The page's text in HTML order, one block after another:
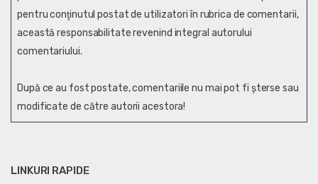
LINKURI RAPIDE
pentru conţinutul postat de utilizatori în rubrica de comentarii,
această responsabilitate revenind integral autorului
comentariului.
După ce au fost postate, comentariile nu mai pot fi șterse sau
modificate de către autorii acestora!